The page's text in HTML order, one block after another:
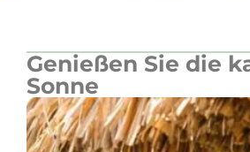
Genießen Sie die
Sonne